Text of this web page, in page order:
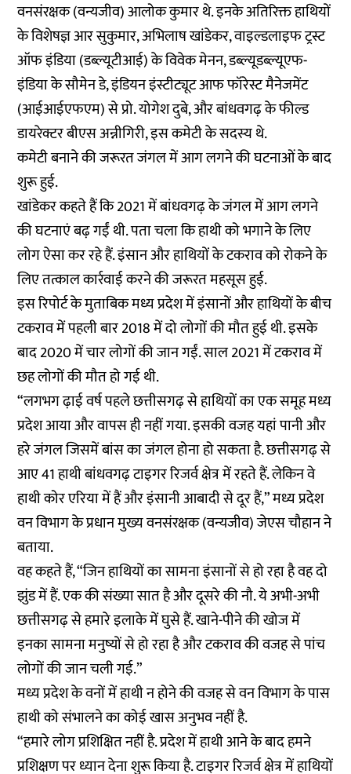
वनसंरक्षक (वन्यजीव) आलोक कुमार थे. इनके अतिरिक्त हाथियों
के विशेषज्ञ आर सुकुमार, अभिलाष खांडेकर, वाइल्डलाइफ ट्रस्ट
ऑफ इंडिया (डब्ल्यूटीआई) के विवेक मेनन, डब्ल्यूडब्ल्यूएफ-
इंडिया के सौमेन डे, इंडियन इंस्टीट्यूट आफ फॉरेस्ट मैनेजमेंट
(आईआईएफएम) से प्रो. योगेश दुबे, और बांधवगढ़ के फील्ड
डायरेक्टर बीएस अन्नीगिरी, इस कमेटी के सदस्य थे.
कमेटी बनाने की जरूरत जंगल में आग लगने की घटनाओं के बाद
शुरू हुई.
खांडेकर कहते हैं कि 2021 में बांधवगढ़ के जंगल में आग लगने
की घटनाएं बढ़ गईं थी. पता चला कि हाथी को भगाने के लिए
लोग ऐसा कर रहे हैं. इंसान और हाथियों के टकराव को रोकने के
लिए तत्काल कार्रवाई करने की जरूरत महसूस हुई.
इस रिपोर्ट के मुताबिक मध्य प्रदेश में इंसानों और हाथियों के बीच
टकराव में पहली बार 2018 में दो लोगों की मौत हुई थी. इसके
बाद 2020 में चार लोगों की जान गईं. साल 2021 में टकराव में
छह लोगों की मौत हो गई थी.
“लगभग ढ़ाई वर्ष पहले छत्तीसगढ़ से हाथियों का एक समूह मध्य
प्रदेश आया और वापस ही नहीं गया. इसकी वजह यहां पानी और
हरे जंगल जिसमें बांस का जंगल होना हो सकता है. छत्तीसगढ़ से
आए 41 हाथी बांधवगढ़ टाइगर रिजर्व क्षेत्र में रहते हैं. लेकिन वे
हाथी कोर एरिया में हैं और इंसानी आबादी से दूर हैं,” मध्य प्रदेश
वन विभाग के प्रधान मुख्य वनसंरक्षक (वन्यजीव) जेएस चौहान ने
बताया.
वह कहते हैं, “जिन हाथियों का सामना इंसानों से हो रहा है वह दो
झुंड में हैं. एक की संख्या सात है और दूसरे की नौ. ये अभी-अभी
छत्तीसगढ़ से हमारे इलाके में घुसे हैं. खाने-पीने की खोज में
इनका सामना मनुष्यों से हो रहा है और टकराव की वजह से पांच
लोगों की जान चली गई.”
मध्य प्रदेश के वनों में हाथी न होने की वजह से वन विभाग के पास
हाथी को संभालने का कोई खास अनुभव नहीं है.
“हमारे लोग प्रशिक्षित नहीं है. प्रदेश में हाथी आने के बाद हमने
प्रशिक्षण पर ध्यान देना शुरू किया है. टाइगर रिजर्व क्षेत्र में हाथियों